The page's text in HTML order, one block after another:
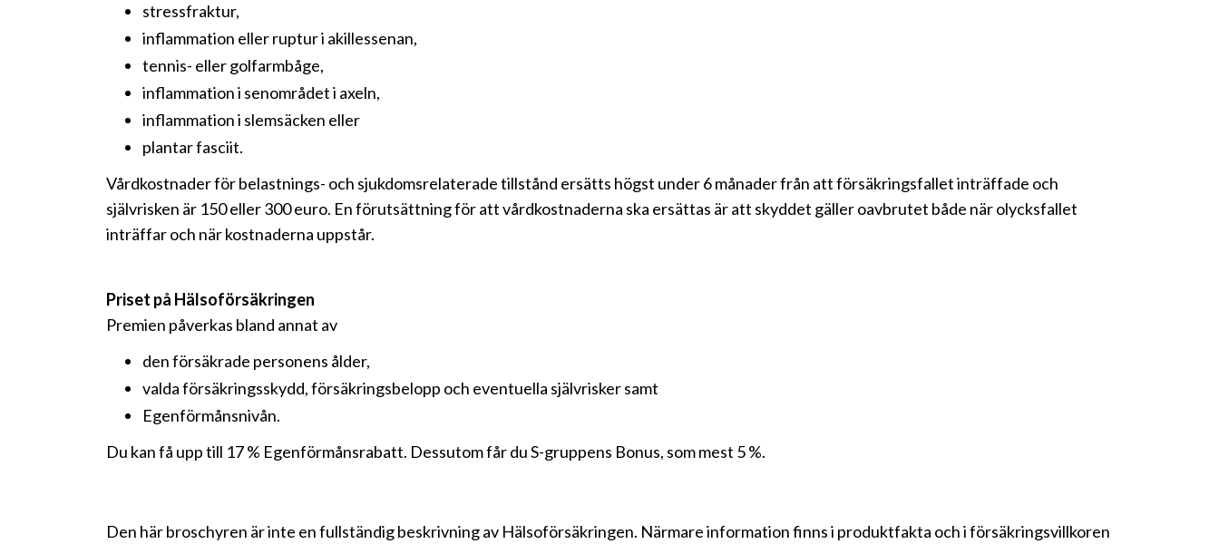
stressfraktur,
inflammation eller ruptur i akillessenan,
tennis- eller golfarmbåge,
inflammation i senområdet i axeln,
inflammation i slemsäcken eller
plantar fasciit.
Vårdkostnader för belastnings- och sjukdomsrelaterade tillstånd ersätts högst under 6 månader från att försäkringsfallet inträffade och
självrisken är 150 eller 300 euro. En förutsättning för att vårdkostnaderna ska ersättas är att skyddet gäller oavbrutet både när olycksfallet
inträffar och när kostnaderna uppstår.
Priset på Hälsoförsäkringen
Premien påverkas bland annat av
den försäkrade personens ålder,
valda försäkringsskydd, försäkringsbelopp och eventuella självrisker samt
Egenförmånsnivån.
Du kan få upp till 17 % Egenförmånsrabatt. Dessutom får du S-gruppens Bonus, som mest 5 %.
Den här broschyren är inte en fullständig beskrivning av Hälsoförsäkringen. Närmare information finns i produktfakta och i försäkringsvillkoren